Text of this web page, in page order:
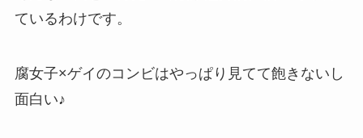
ているわけです。
腐女子×ゲイのコンビはやっぱり見てて飽きないし
面白い♪